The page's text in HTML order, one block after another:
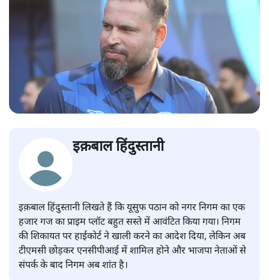
इक़बाल हिंदुस्तानी
इक़बाल हिंदुस्तानी लिखते हैं कि यूसुफ पठान को नगर निगम का एक
हजार गज का प्राइम प्लॉट बहुत सस्ते में आवंटित किया गया। निगम
की शिकायत पर हाईकोर्ट ने खाली करने का आदेश दिया, लेकिन अब
टीएमसी छोड़कर एनसीपीआई में शामिल होने और भाजपा नेताओं से
संपर्क के बाद निगम अब शांत है।